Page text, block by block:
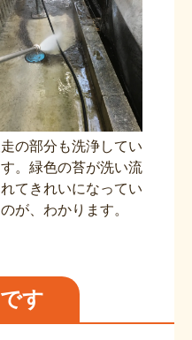
の部分も洗浄してい
す。緑色の苔が洗い流
てきれいになってい
が、わかります。
す